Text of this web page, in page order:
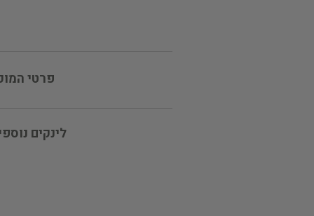
פרטי
לינקים